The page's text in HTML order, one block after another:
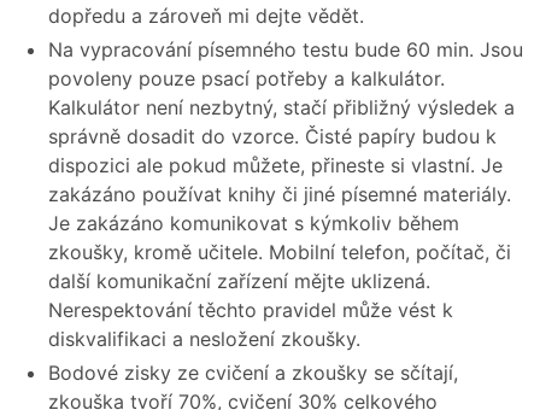
dopředu a zároveň mi dejte vědět.
Na vypracování písemného testu bude 60 min. Jsou
povoleny pouze psací potřeby a kalkulátor.
Kalkulátor není nezbytný, stačí přibližný výsledek a
správně dosadit do vzorce. Čisté papíry budou k
dispozici ale pokud můžete, přineste si vlastní. Je
zakázáno používat knihy či jiné písemné materiály.
Je zakázáno komunikovat s kýmkoliv během
zkoušky, kromě učitele. Mobilní telefon, počítač, či
další komunikační zařízení mějte uklizená.
Nerespektování těchto pravidel může vést k
diskvalifikaci a nesložení zkoušky.
Bodové zisky ze cvičení a zkoušky se sčítají,
zkouška tvoří 70%, cvičení 30% celkového